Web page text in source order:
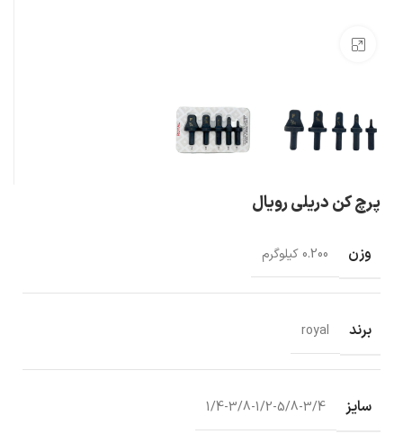
پرچ کن دریلی رویال
وزن 0.200 کیلوگرم
برند royal
سایز 1/4-3/8-1/2-5/8-3/4